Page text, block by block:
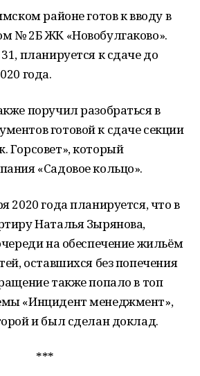
районе готов к вводу в
№ 2Б ЖК «Новобулгаково».
планируется к сдаче до
года.
поручил разобраться в
готовой к сдаче секции
который
«Садовое кольцо».
2020 года планируется, что в
Наталья Зырянова,
на обеспечение жильём
оставшихся без попечения
также попало в топ
«Инцидент менеджмент»,
и был сделан доклад.
***